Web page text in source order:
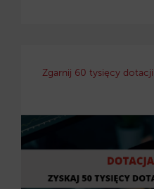
Zgarnij 60 tysięcy